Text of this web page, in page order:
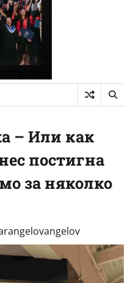
– Или как
постигна
за няколко